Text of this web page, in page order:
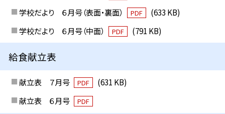
学校だより ６月号（表面・裏面）
PDF
(633 KB)
学校だより ６月号（中面）
PDF (791 KB)
給食献立表
献立表 ７月号 PDF
(631 KB)
献立表 ６月号
PDF